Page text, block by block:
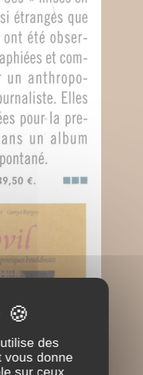
des
vous donne
sur ceux